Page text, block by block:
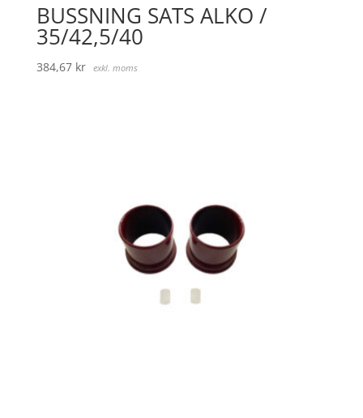
BUSSNING SATS ALKO /
35/42,5/40
384,67 kr exkl. moms